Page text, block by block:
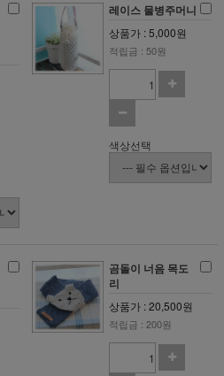
레이스 물병주머니
상품가 : 5,000원
적립금 : 50원
색상선택
곰돌이 너음 목도
리
상품가 : 20,500원
적립금 : 200원